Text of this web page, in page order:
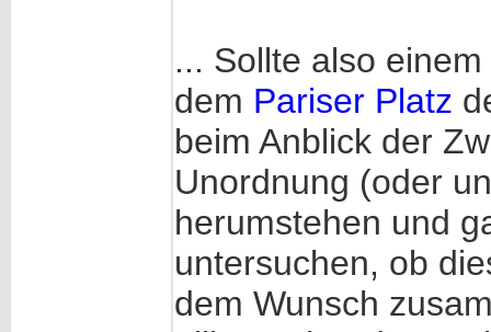
... Sollte also
dem Pariser Platz
beim Anblick der
Unordnung (oder
herumstehen und
untersuchen, ob
dem Wunsch